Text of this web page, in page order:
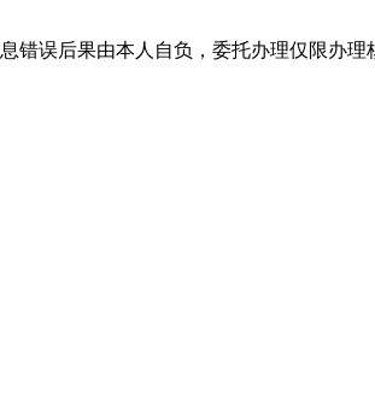
错误后果由本人自负，委托办理仅限办理